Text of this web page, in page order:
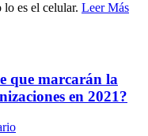
es el celular. Leer Más
que marcarán la
en 2021?